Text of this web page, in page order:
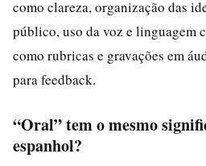
como clareza, organização das
público, uso da voz e linguagem
como rubricas e gravações em
para feedback.
“Oral” tem o mesmo
espanhol?